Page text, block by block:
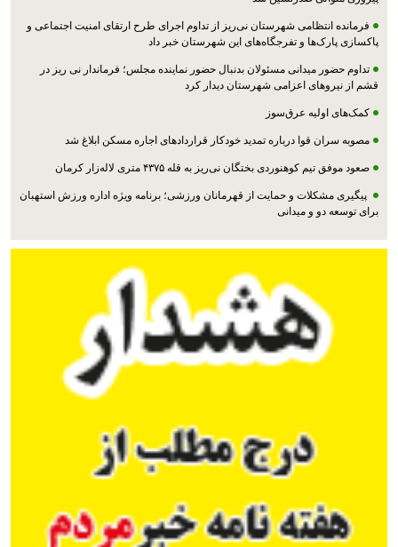
فرمانده انتظامی شهرستان نی‌ریز از تداوم اجرای طرح ارتقای امنیت اجتماعی و
پاکسازی پارک‌ها و تفرجگاه‌های این شهرستان خبر داد
تداوم حضور میدانی مسئولان بدنبال حضور نماینده مجلس؛ فرماندار نی ریز در
قشم از نیروهای اعزامی شهرستان دیدار کرد
کمک‌های اولیه عرق‌سوز
مصوبه سران قوا درباره تمدید خودکار قراردادهای اجاره مسکن ابلاغ شد
صعود موفق تیم کوهنوردی بختگان نی‌ریز به قله ۴۳۷۵ متری لاله‌زار کرمان
پیگیری مشکلات و حمایت از قهرمانان ورزشی؛ برنامه ویژه اداره ورزش استهبان
برای توسعه دو و میدانی